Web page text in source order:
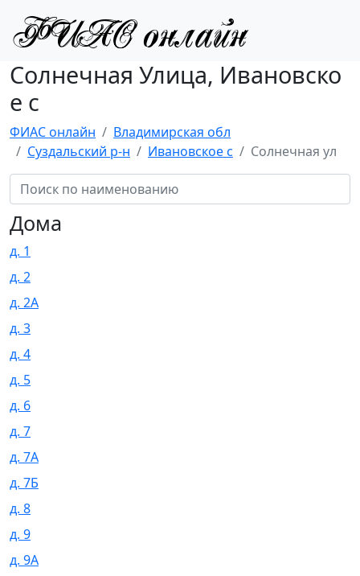
Солнечная Улица, Ивановско
е с
ФИАС онлайн
Владимирская обл
Суздальский р-н
Ивановское с Солнечная ул
Дома
д. 1
д. 2
д. 2А
д. 3
д. 4
д. 5
д. 6
д. 7
д. 7А
д. 7Б
д. 8
д. 9
д. 9А